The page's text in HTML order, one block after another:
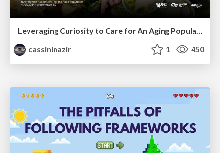
Leveraging Curiosity to Care for An Aging Population
cassininazir
1 450